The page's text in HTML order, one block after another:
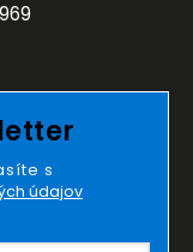
s
údajov